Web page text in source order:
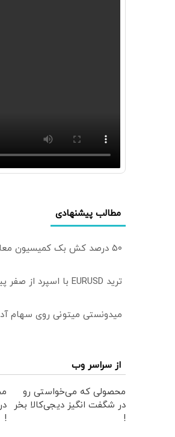
مطالب پیشنهادی
۵۰ درصد کش بک کمیسیون معاملات در حساب ecn بروکر اینوسلو
ترید EURUSD با اسپرد از صفر پیپ
میدونستی میتونی روی سهام
از سراسر وب
محصولی که می‌خواستی رو
در شگفت انگیز دیجی‌کالا بخر
!
!